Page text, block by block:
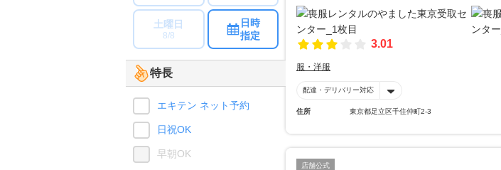
3.01
服・洋服
配達・デリバリー対応
住所 東京都足立区千住仲町2-3
店舗公式
土曜日
8/8
日時
指定
特長
エキテン ネット予約
日祝OK
早朝OK